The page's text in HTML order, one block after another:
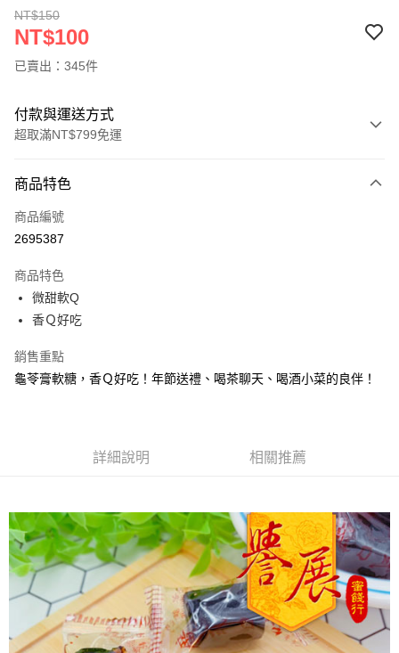
NT$150
NT$100
已賣出：345件
付款與運送方式
超取滿NT$799免運
信用卡一次付款
超商取貨付款
Apple Pay
街口支付
悠遊付
全家取貨付款
每筆NT$60，滿NT$799(含以上)免運費
付款後全家取貨
每筆NT$60，滿NT$799(含以上)免運費
7-11取貨付款
商品特色
商品編號
2695387
商品特色
微甜軟Q
香Ｑ好吃
銷售重點
龜苓膏軟糖，香Ｑ好吃！年節送禮、喝茶聊天、喝酒小菜的良伴！
詳細說明 相關推薦